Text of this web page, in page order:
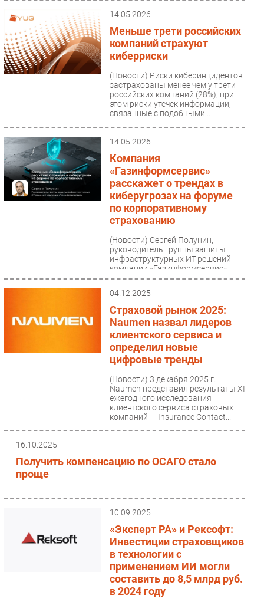
Инновации
CIO/Управление ИТ
Гаджеты
Здоровье
Новости
Аналитика
Интервью
Мероприятия
Проекты
14.05.2026
Меньше трети российских
компаний страхуют
киберриски
(Новости) Риски киберинцидентов
застрахованы менее чем у трети
российских компаний (28%), при
этом риски утечек информации,
связанные с подобными...
14.05.2026
Компания
«Газинформсервис»
расскажет о трендах в
киберугрозах на форуме
по корпоративному
страхованию
(Новости) Сергей Полунин,
руководитель группы защиты
инфраструктурных ИТ-решений
компании «Газинформсервис»,
выступит экспертом по
04.12.2025
Страховой рынок 2025:
Naumen назвал лидеров
клиентского сервиса и
определил новые
цифровые тренды
(Новости) 3 декабря 2025 г.
Naumen представил результаты XI
ежегодного исследования
клиентского сервиса страховых
компаний — Insurance Contact...
16.10.2025
Получить компенсацию по ОСАГО стало
проще
10.09.2025
«Эксперт РА» и Рексофт:
Инвестиции страховщиков
в технологии с
применением ИИ могли
составить до 8,5 млрд руб.
в 2024 году